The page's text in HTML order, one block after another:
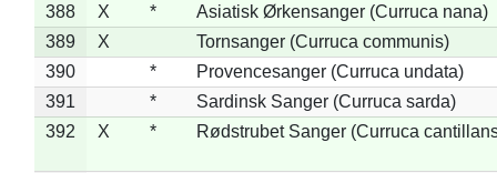
388
X *
Asiatisk Ørkensanger (Curruca nana)
389
X
Tornsanger (Curruca communis)
390
*
Provencesanger (Curruca undata)
391
*
Sardinsk Sanger (Curruca sarda)
392
X * Rødstrubet Sanger (Curruca